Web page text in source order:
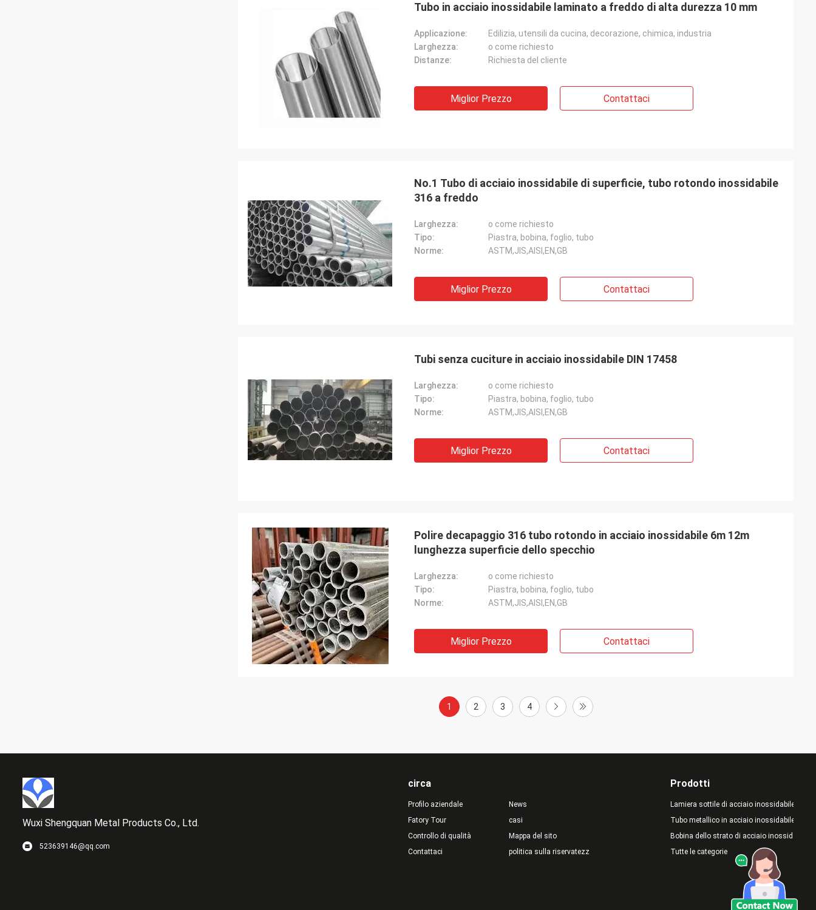
Tubo in acciaio inossidabile laminato a freddo di alta durezza 10 mm
Applicazione:
Edilizia, utensili da cucina, decorazione, chimica, industria
Larghezza:
o come richiesto
Distanze:
Richiesta del cliente
Miglior Prezzo Contattaci
No.1 Tubo di acciaio inossidabile di superficie, tubo rotondo inossidabile
316 a freddo
Larghezza:
o come richiesto
Tipo:
Piastra, bobina, foglio, tubo
Norme:
ASTM,JIS,AISI,EN,GB
Miglior Prezzo Contattaci
Tubi senza cuciture in acciaio inossidabile DIN 17458
Larghezza:
o come richiesto
Tipo:
Piastra, bobina, foglio, tubo
Norme:
ASTM,JIS,AISI,EN,GB
Miglior Prezzo Contattaci
Polire decapaggio 316 tubo rotondo in acciaio inossidabile 6m 12m
lunghezza superficie dello specchio
Larghezza:
o come richiesto
Tipo:
Piastra, bobina, foglio, tubo
Norme:
ASTM,JIS,AISI,EN,GB
Miglior Prezzo Contattaci
1 2 3 4
Wuxi Shengquan Metal Products Co., Ltd.
523639146@qq.com
circa
Profilo aziendale
Fatory Tour
Controllo di qualità
Contattaci
News
casi
Mappa del sito
politica sulla riservatezza
Prodotti
Lamiera sottile di acciaio inossidabile
Tubo metallico in acciaio inossidabile
Bobina dello strato di acciaio inossidabile
Tutte le categorie